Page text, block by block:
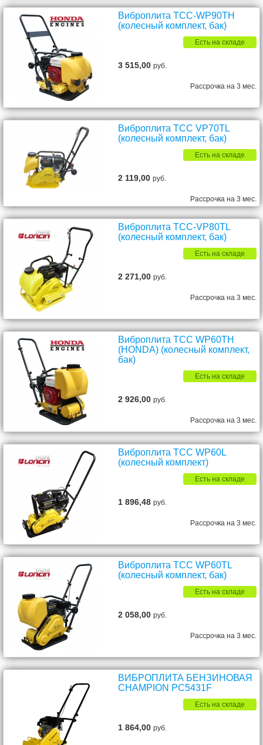
Виброплита ТСС-WP90TH
(колесный комплект, бак)
Есть на складе
3 515,00руб.
Рассрочка на 3 мес.
Виброплита ТСС VP70TL
(колесный комплект, бак)
Есть на складе
2 119,00руб.
Рассрочка на 3 мес.
Виброплита ТСС-VP80TL
(колесный комплект, бак)
Есть на складе
2 271,00руб.
Рассрочка на 3 мес.
Виброплита ТСС WP60TH
(HONDA) (колесный комплект,
бак)
Есть на складе
2 926,00руб.
Рассрочка на 3 мес.
Виброплита ТСС WP60L
(колесный комплект)
Есть на складе
1 896,48руб.
Рассрочка на 3 мес.
Виброплита ТСС WP60TL
(колесный комплект, бак)
Есть на складе
2 058,00руб.
Рассрочка на 3 мес.
ВИБРОПЛИТА БЕНЗИНОВАЯ
CHAMPION PC5431F
Есть на складе
1 864,00руб.